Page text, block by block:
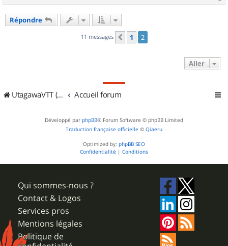
a
Répondre
11 messages Précédent
1 2
Aller
UtagawaVTT (Randos VTT et VTTAE avec traces GPS) Accueil forum
Développé par phpBB® Forum Software © phpBB Limited
Traduction française officielle © Qiaeru
Optimized by: phpBB SEO
Confidentialité | Conditions
Qui sommes-nous ?
Contact & Logos
Services pros
Mentions légales
Politique de